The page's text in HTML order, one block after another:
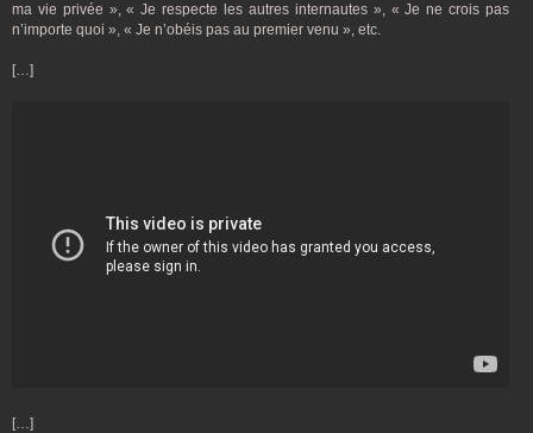
ma vie privée », « Je respecte les autres internautes », « Je ne crois pas
n’importe quoi », « Je n’obéis pas au premier venu », etc.
[…]
[…]